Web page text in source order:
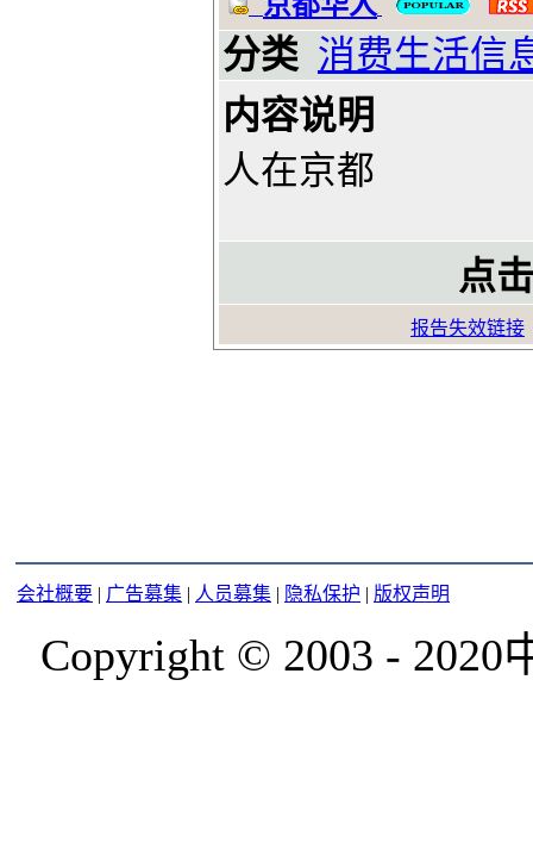
分类 消费生活信
内容说明
人在京都
点
报告失效链接
会社概要 | 广告募集 | 人员募集 | 隐私保护 | 版权声明
Copyright © 2003 -